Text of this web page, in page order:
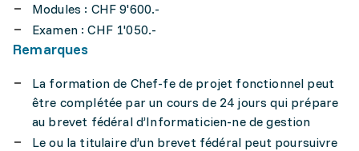
Modules : CHF 9'600.-
Examen : CHF 1'050.-
Remarques
La formation de Chef-fe de projet fonctionnel peut
être complétée par un cours de 24 jours qui prépare
au brevet fédéral d’Informaticien-ne de gestion
Le ou la titulaire d’un brevet fédéral peut poursuivre